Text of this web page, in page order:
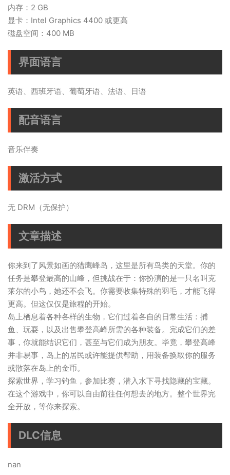
内存：2 GB
显卡：Intel Graphics 4400 或更高
磁盘空间：400 MB
界面语言
英语、西班牙语、葡萄牙语、法语、日语
配音语言
音乐伴奏
激活方式
无 DRM（无保护）
文章描述
你来到了风景如画的猎鹰峰岛，这里是所有鸟类的天堂。你的
任务是攀登最高的山峰，但挑战在于：你扮演的是一只名叫克
莱尔的小鸟，她还不会飞。你需要收集特殊的羽毛，才能飞得
更高。但这仅仅是旅程的开始。
岛上栖息着各种各样的生物，它们过着各自的日常生活：捕
鱼、玩耍，以及出售攀登高峰所需的各种装备。完成它们的差
事，你就能结识它们，甚至与它们成为朋友。毕竟，攀登高峰
并非易事，岛上的居民或许能提供帮助，用装备换取你的服务
或散落在岛上的金币。
探索世界，学习钓鱼，参加比赛，潜入水下寻找隐藏的宝藏。
在这个游戏中，你可以自由前往任何想去的地方。整个世界完
全开放，等你来探索。
DLC信息
nan